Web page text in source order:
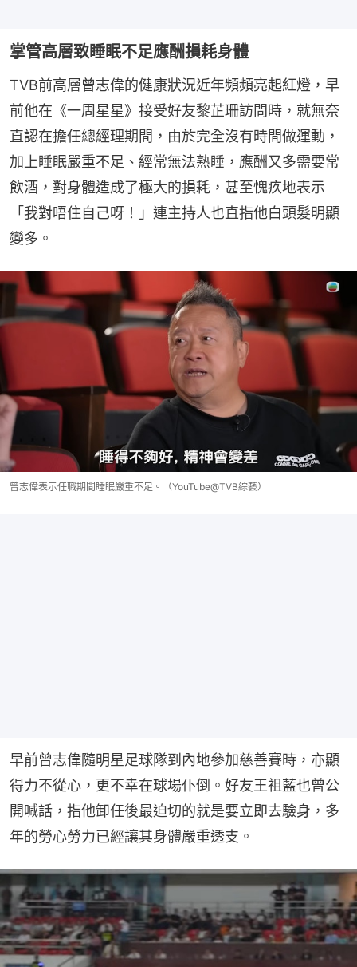
掌管高層致睡眠不足應酬損耗身體
TVB前高層曾志偉的健康狀況近年頻頻亮起紅燈，早
前他在《一周星星》接受好友黎芷珊訪問時，就無奈
直認在擔任總經理期間，由於完全沒有時間做運動，
加上睡眠嚴重不足、經常無法熟睡，應酬又多需要常
飲酒，對身體造成了極大的損耗，甚至愧疚地表示
「我對唔住自己呀！」連主持人也直指他白頭髮明顯
變多。
曾志偉表示任職期間睡眠嚴重不足。（YouTube@TVB綜藝）
早前曾志偉隨明星足球隊到內地參加慈善賽時，亦顯
得力不從心，更不幸在球場仆倒。好友王祖藍也曾公
開喊話，指他卸任後最迫切的就是要立即去驗身，多
年的勞心勞力已經讓其身體嚴重透支。